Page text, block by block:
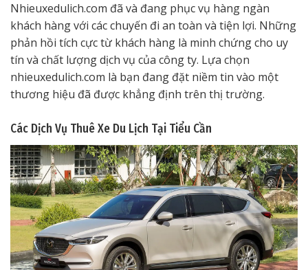
Nhieuxedulich.com đã và đang phục vụ hàng ngàn
khách hàng với các chuyến đi an toàn và tiện lợi. Những
phản hồi tích cực từ khách hàng là minh chứng cho uy
tín và chất lượng dịch vụ của công ty. Lựa chọn
nhieuxedulich.com là bạn đang đặt niềm tin vào một
thương hiệu đã được khẳng định trên thị trường.
Các Dịch Vụ Thuê Xe Du Lịch Tại Tiểu Cần